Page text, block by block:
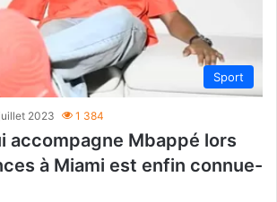
Sport
2023 1 384
accompagne Mbappé lors
à Miami est enfin connue-